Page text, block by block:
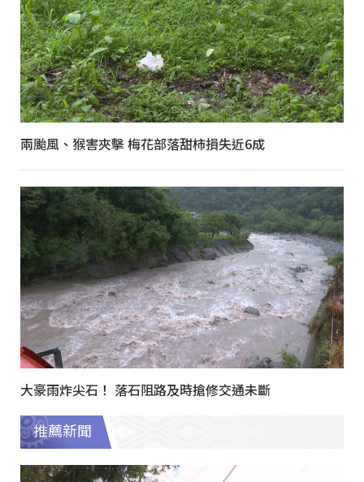
兩颱風、猴害夾擊 梅花部落甜柿損失近6成
大豪雨炸尖石！ 落石阻路及時搶修交通未斷
推薦新聞